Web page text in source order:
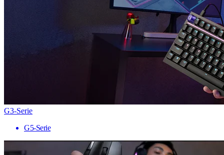
G3-Serie
G5-Serie